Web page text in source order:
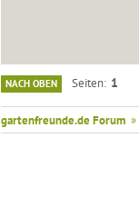
NACH OBEN Seiten 1
gartenfreunde.de Forum »